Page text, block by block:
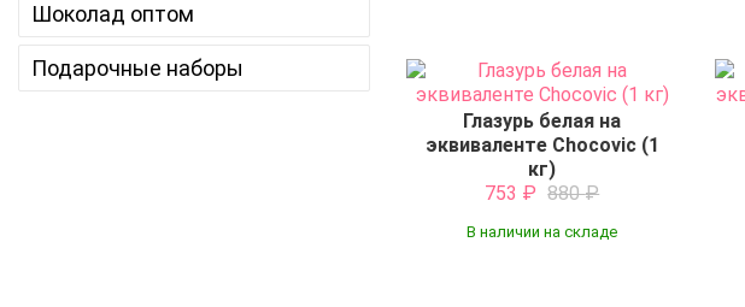
Шоколад оптом
Подарочные наборы
Глазурь белая на
эквиваленте Chocovic (1
кг)
753 ₽ 880₽
В наличии на складе